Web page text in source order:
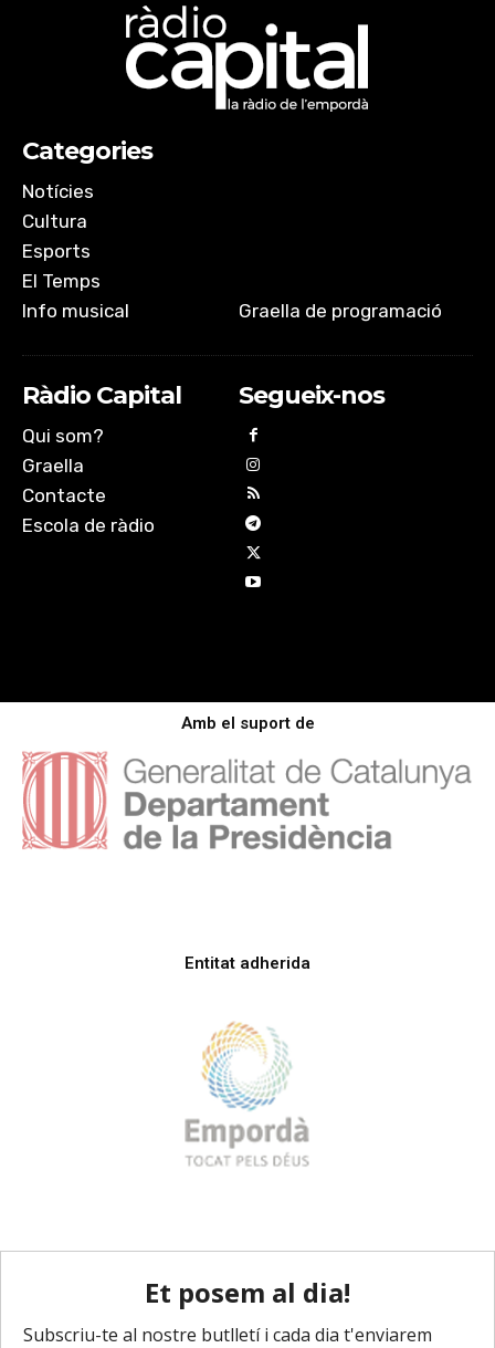
Categories
Notícies
Cultura
Esports
El Temps
Info musical
Graella de programació
Ràdio Capital
Qui som?
Graella
Contacte
Escola de ràdio
Segueix-nos
Amb el suport de
Entitat adherida